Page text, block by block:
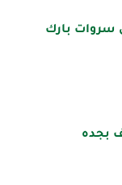
سروات بارك
بجده